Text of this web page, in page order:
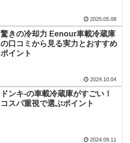
2025.05.08
驚きの冷却力 Eenour車載冷蔵庫
の口コミから見る実力とおすすめ
ポイント
2024.10.04
ドンキ-の車載冷蔵庫がすごい！
コスパ重視で選ぶポイント
2024.09.11